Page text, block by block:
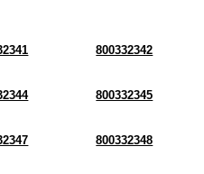
800332342
800332345
800332348